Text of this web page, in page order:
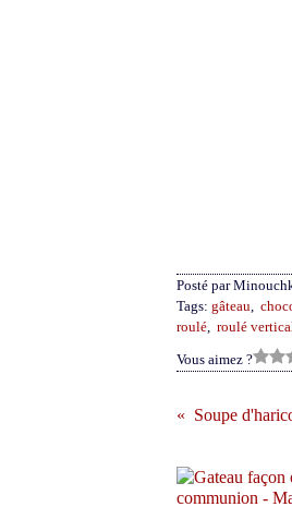
Posté par
Tags: gâteau,
roulé, roulé
Vous aimez ?
Soupe